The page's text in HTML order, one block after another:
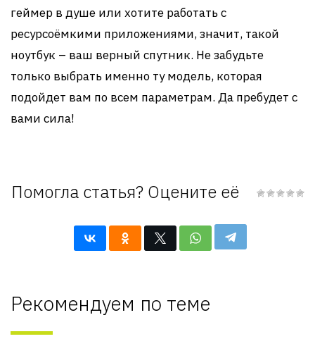
геймер в душе или хотите работать с
ресурсоёмкими приложениями, значит, такой
ноутбук – ваш верный спутник. Не забудьте
только выбрать именно ту модель, которая
подойдет вам по всем параметрам. Да пребудет с
вами сила!
Помогла статья? Оцените её
Рекомендуем по теме